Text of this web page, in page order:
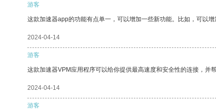
游客
这款加速器app的功能有点单一，可以增加一些新功能。比如，可以
2024-04-14
游客
这款加速器VPM应用程序可以给你提供最高速度和安全性的连接，并
2024-04-14
游客